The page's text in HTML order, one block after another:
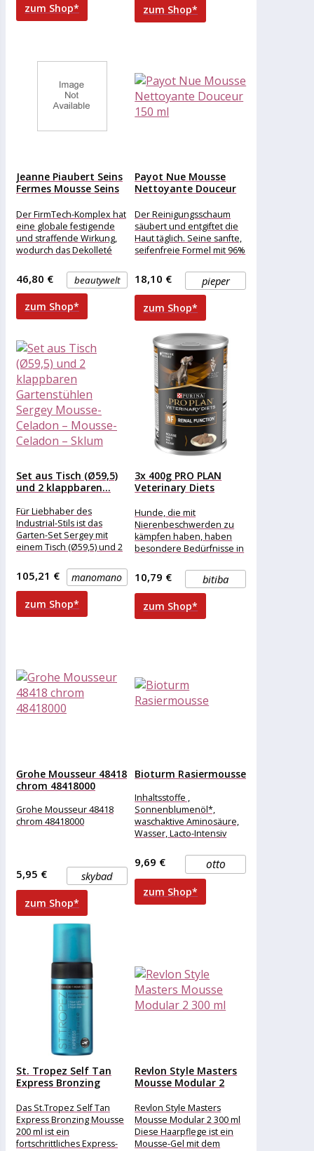
zum Shop* zum Shop*
Jeanne Piaubert Seins
Fermes Mousse Seins
Der FirmTech-Komplex hat
eine globale festigende
und straffende Wirkung,
wodurch das Dekolleté
Festigkeit der
Hautumhüllung bleibt
beautywelt
46,80 €
zum Shop*
Payot Nue Mousse
Nettoyante Douceur
Der Reinigungsschaum
säubert und entgiftet die
Haut täglich. Seine sanfte,
seifenfreie Formel mit 96%
Ursprungs angereichert
mit Bio-
Orangenblütenwasser
pieper
18,10 €
zum Shop*
Set aus Tisch (Ø59,5)
und 2 klappbaren...
Für Liebhaber des
Industrial-Stils ist das
Garten-Set Sergey mit
einem Tisch (Ø59,5) und 2
Wahl. Sergey istmanomano
105,21 €
zum Shop*
3x 400g PRO PLAN
Veterinary Diets
Hunde, die mit
Nierenbeschwerden zu
kämpfen haben, haben
besondere Bedürfnisse in
Ernährung. PURINA PRO
PLAN Veterinary Diets
bitiba
10,79 €
zum Shop*
Grohe Mousseur 48418
chrom 48418000
Grohe Mousseur 48418
chrom 48418000
skybad
5,95 €
zum Shop*
Bioturm Rasiermousse
Inhaltsstoffe ,
Sonnenblumenöl*,
waschaktive Aminosäure,
Wasser, Lacto-Intensiv
mehrwertiger höherer
Alkohol**, Milchsäure,
natürlicher Verdicker,
Fettsäureester auf pflanzl.
Basis, Vitamin E,
otto
9,69 €
zum Shop*
St. Tropez Self Tan
Express Bronzing
Das St.Tropez Self Tan
Express Bronzing Mousse
200 ml ist ein
fortschrittliches Express-
Revlon Style Masters
Mousse Modular 2
Revlon Style Masters
Mousse Modular 2 300 ml
Diese Haarpflege ist ein
Mousse-Gel mit dem